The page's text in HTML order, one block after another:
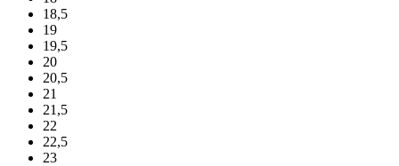
18,5
19
19,5
20
20,5
21
21,5
22
22,5
23